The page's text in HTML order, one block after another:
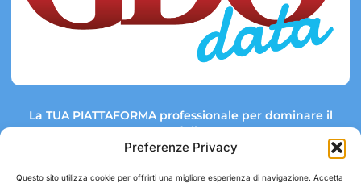
Preferenze Privacy
Questo sito utilizza cookie per offrirti una migliore esperienza di navigazione. Accetta
La TUA PIATTAFORMA professionale per dominare il
mercato della GDO.